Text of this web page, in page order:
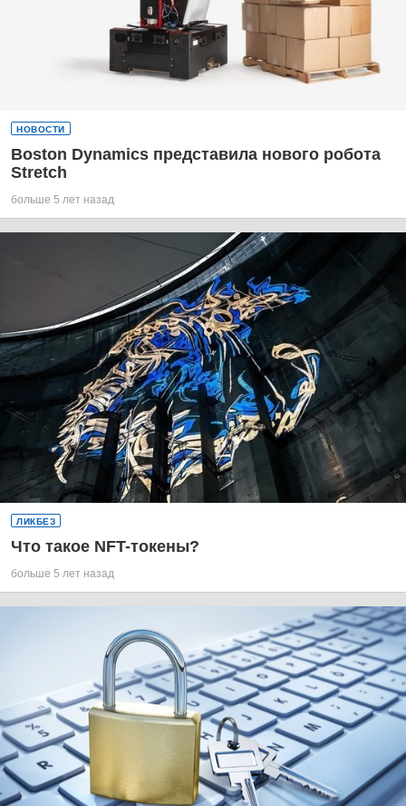
НОВОСТИ
Boston Dynamics представила нового робота
Stretch
больше 5 лет назад
ЛИКБЕЗ
Что такое NFT-токены?
больше 5 лет назад